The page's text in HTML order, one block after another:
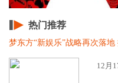
热门推荐
梦东方“新娱乐”战略再次落地
12月